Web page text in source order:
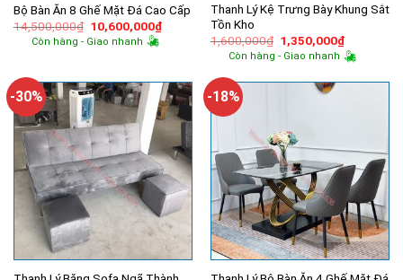
Bộ Bàn Ăn 8 Ghế Mặt Đá Cao Cấp
14,500,000₫ Giá
gốc
là:
10,600,000₫Giá
hiện
Còn hàng - Giao nhanh
Thanh Lý Kệ Trưng Bày Khung Sắt
Tồn Kho
1,600,000₫ Giá
gốc
là:
1,350,000₫Giá
hiện
tại
Còn hàng - Giao nhanh
-30% -18%